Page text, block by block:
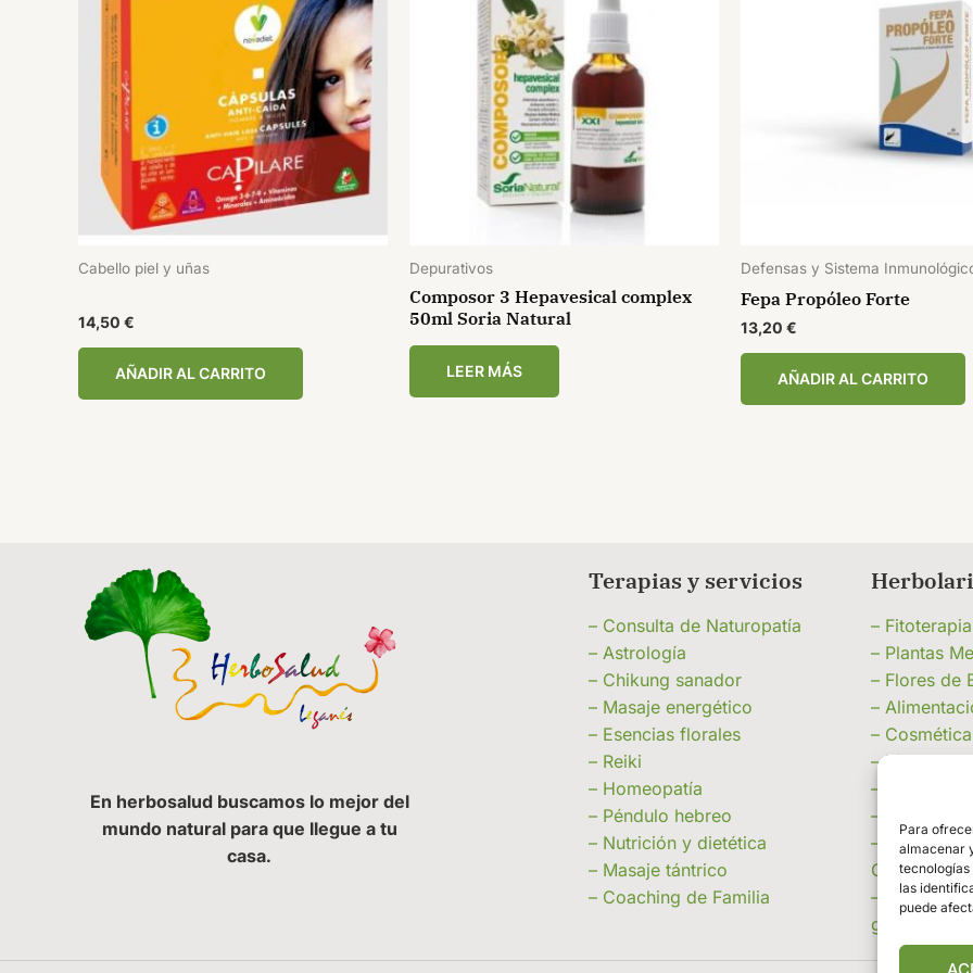
Para
almacenar
las
puede
Cabello piel y uñas
14,50 €
AÑADIR AL CARRITO
Depurativos
Composor 3 Hepavesical complex
50ml Soria Natural
LEER MÁS
Defensas y Sistema
Fepa Propóleo Forte
13,20 €
AÑADIR AL CARRITO
En herbosalud buscamos lo mejor del
mundo natural para que llegue a tu
casa.
Terapias y servicios
– Consulta de Naturopatía
– Astrología
– Chikung sanador
– Masaje energético
– Esencias florales
– Reiki
– Homeopatía
– Péndulo hebreo
– Nutrición y dietética
– Masaje tántrico
– Coaching de Familia
–
– Plantas
– Flores de
–
–
– Línea de
– Miel,
– Velas e
– Piedras
–
granel